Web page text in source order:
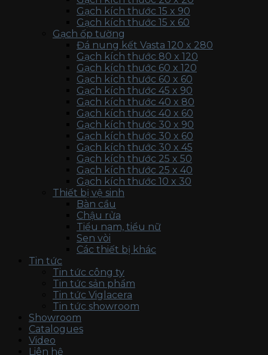
Gạch kích thước 15 x 90
Gạch kích thước 15 x 60
Gạch ốp tường
Đá nung kết Vasta 120 x 280
Gạch kích thước 80 x 120
Gạch kích thước 60 x 120
Gạch kích thước 60 x 60
Gạch kích thước 45 x 90
Gạch kích thước 40 x 80
Gạch kích thước 40 x 60
Gạch kích thước 30 x 90
Gạch kích thước 30 x 60
Gạch kích thước 30 x 45
Gạch kích thước 25 x 50
Gạch kích thước 25 x 40
Gạch kích thước 10 x 30
Thiết bị vệ sinh
Bàn cầu
Chậu rửa
Tiểu nam, tiểu nữ
Sen vòi
Các thiết bị khác
Tin tức
Tin tức công ty
Tin tức sản phẩm
Tin tức Viglacera
Tin tức showroom
Showroom
Catalogues
Video
Liên hệ